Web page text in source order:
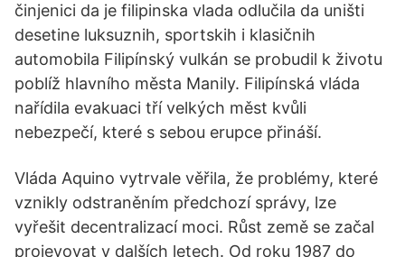
činjenici da je filipinska vlada odlučila da uništi
desetine luksuznih, sportskih i klasičnih
automobila Filipínský vulkán se probudil k životu
poblíž hlavního města Manily. Filipínská vláda
nařídila evakuaci tří velkých měst kvůli
nebezpečí, které s sebou erupce přináší.
Vláda Aquino vytrvale věřila, že problémy, které
vznikly odstraněním předchozí správy, lze
vyřešit decentralizací moci. Růst země se začal
projevovat v dalších letech. Od roku 1987 do